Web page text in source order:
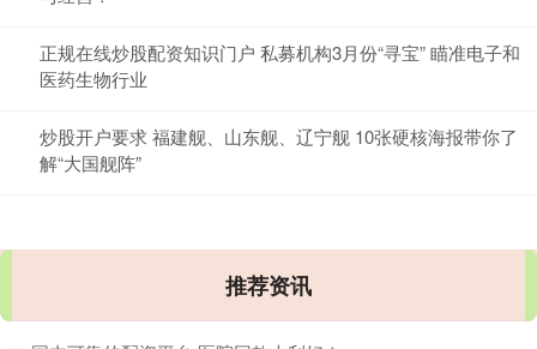
正规在线炒股配资知识门户 私募机构3月份“寻宝” 瞄准电子和
医药生物行业
炒股开户要求 福建舰、山东舰、辽宁舰 10张硬核海报带你了
解“大国舰阵”
推荐资讯